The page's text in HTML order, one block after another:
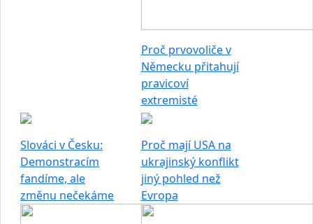
Proč prvovoliče v
Německu přitahují
pravicoví
extremisté
Slováci v Česku:
Demonstracím
fandíme, ale
změnu nečekáme
Proč mají USA na
ukrajinský konflikt
jiný pohled než
Evropa